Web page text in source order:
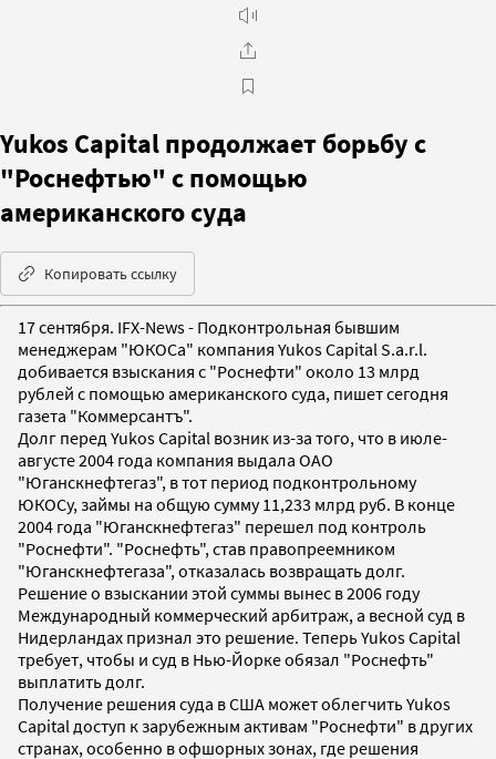
Yukos Capital продолжает борьбу с
"Роснефтью" с помощью
американского суда
Копировать ссылку
17 сентября. IFX-News - Подконтрольная бывшим
менеджерам "ЮКОСа" компания Yukos Capital S.a.r.l.
добивается взыскания с "Роснефти" около 13 млрд
рублей с помощью американского суда, пишет сегодня
газета "Коммерсантъ".
Долг перед Yukos Capital возник из-за того, что в июле-
августе 2004 года компания выдала ОАО
"Юганскнефтегаз", в тот период подконтрольному
ЮКОСу, займы на общую сумму 11,233 млрд руб. В конце
2004 года "Юганскнефтегаз" перешел под контроль
"Роснефти". "Роснефть", став правопреемником
"Юганскнефтегаза", отказалась возвращать долг.
Решение о взыскании этой суммы вынес в 2006 году
Международный коммерческий арбитраж, а весной суд в
Нидерландах признал это решение. Теперь Yukos Capital
требует, чтобы и суд в Нью-Йорке обязал "Роснефть"
выплатить долг.
Получение решения суда в США может облегчить Yukos
Capital доступ к зарубежным активам "Роснефти" в других
странах, особенно в офшорных зонах, где решения